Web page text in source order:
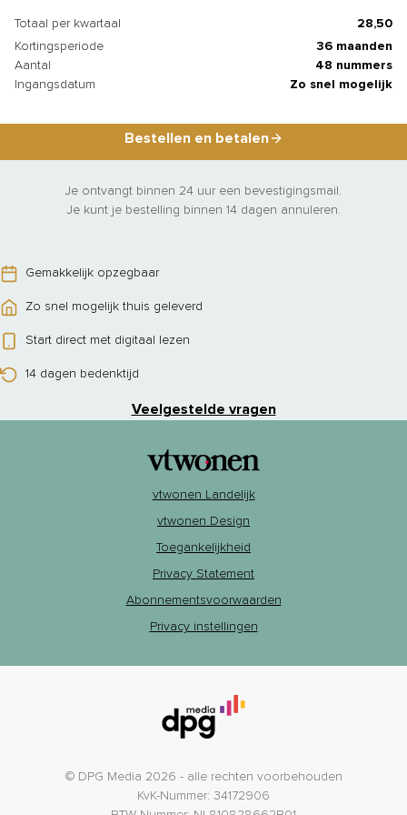
Totaal per kwartaal
28,50
Kortingsperiode
36 maanden
Aantal
48 nummers
Ingangsdatum
Zo snel mogelijk
Bestellen en betalen
Je ontvangt binnen 24 uur een bevestigingsmail.
Je kunt je bestelling binnen 14 dagen annuleren.
Gemakkelijk opzegbaar
Zo snel mogelijk thuis geleverd
Start direct met digitaal lezen
14 dagen bedenktijd
Veelgestelde vragen
vtwonen Landelijk
vtwonen Design
Toegankelijkheid
Privacy Statement
Abonnementsvoorwaarden
Privacy instellingen
© DPG Media 2026 - alle rechten voorbehouden
KvK-Nummer: 34172906